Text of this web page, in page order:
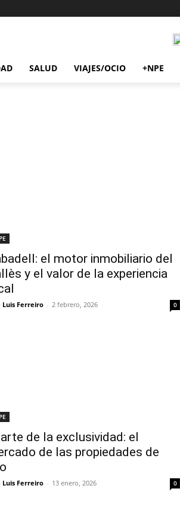
SALUD VIAJES/OCIO +NPE
el motor inmobiliario del
y el valor de la experiencia
Luis Ferreiro - 2 febrero, 2026 0
de la exclusividad: el
de las propiedades de
Luis Ferreiro - 13 enero, 2026 0